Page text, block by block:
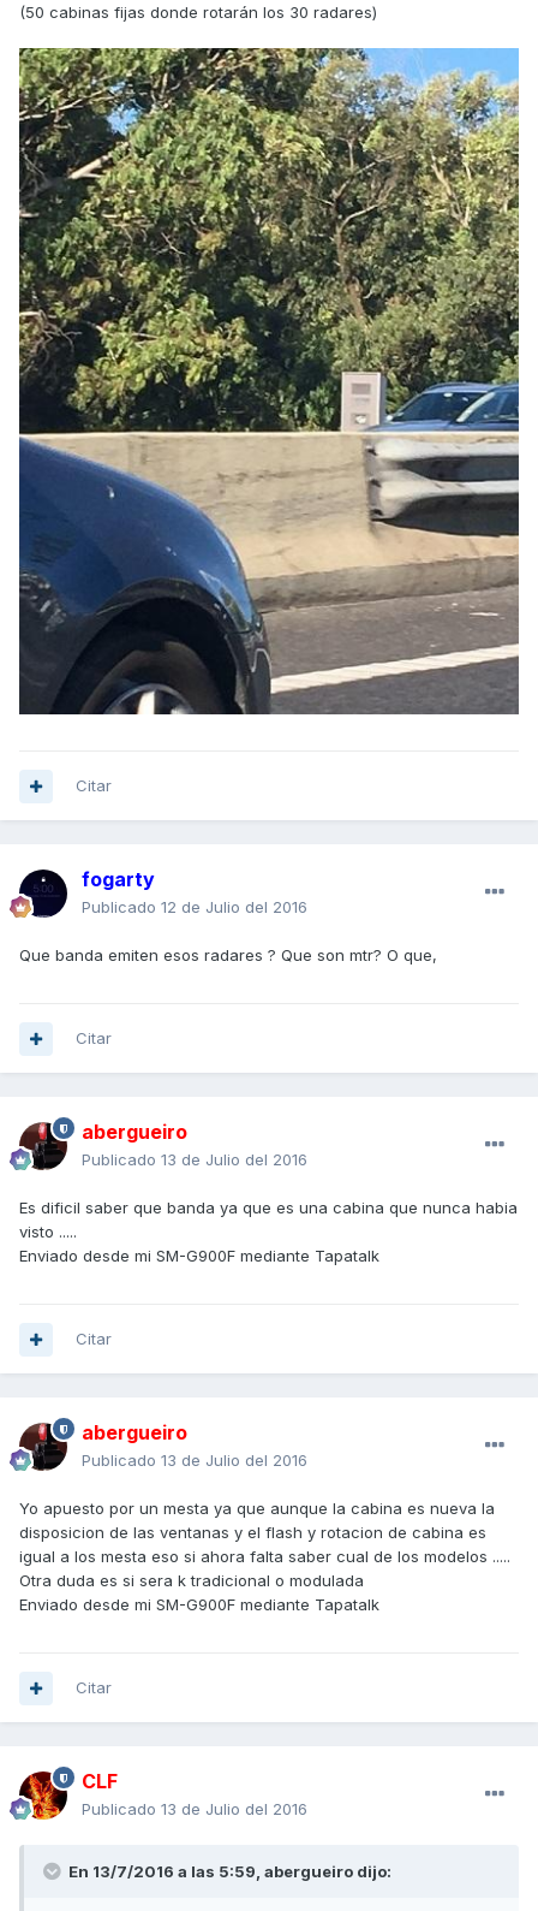
(50 cabinas fijas donde rotarán los 30 radares)
Citar
fogarty
Publicado 12 de Julio del 2016
Que banda emiten esos radares ? Que son mtr? O que,
Citar
abergueiro
Publicado 13 de Julio del 2016
Es dificil saber que banda ya que es una cabina que nunca habia
visto .....
Enviado desde mi SM-G900F mediante Tapatalk
Citar
abergueiro
Publicado 13 de Julio del 2016
Yo apuesto por un mesta ya que aunque la cabina es nueva la
disposicion de las ventanas y el flash y rotacion de cabina es
igual a los mesta eso si ahora falta saber cual de los modelos .....
Otra duda es si sera k tradicional o modulada
Enviado desde mi SM-G900F mediante Tapatalk
Citar
CLF
Publicado 13 de Julio del 2016
En 13/7/2016 a las 5:59, abergueiro dijo: